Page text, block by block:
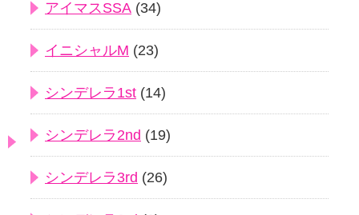
アイマスSSA (34)
イニシャルM (23)
シンデレラ1st (14)
シンデレラ2nd (19)
シンデレラ3rd (26)